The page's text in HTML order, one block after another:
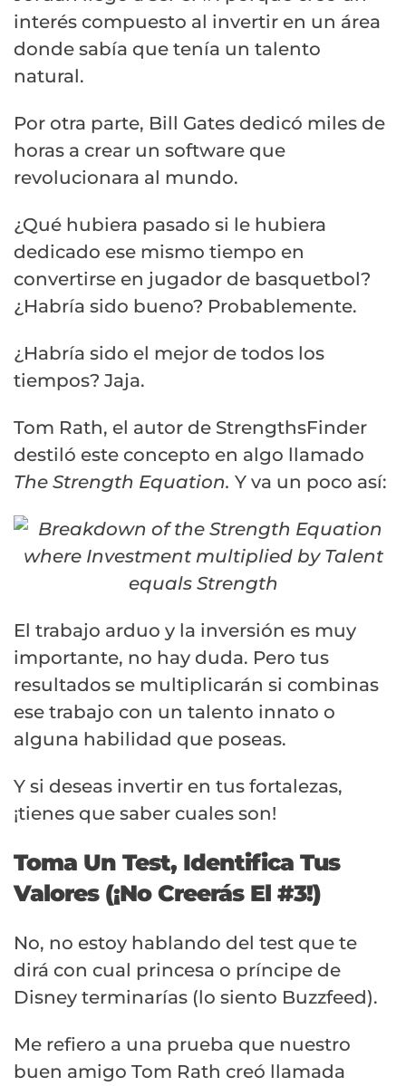
interés compuesto al invertir en un área
donde sabía que tenía un talento
natural.
Por otra parte, Bill Gates dedicó miles de
horas a crear un software que
revolucionara al mundo.
¿Qué hubiera pasado si le hubiera
dedicado ese mismo tiempo en
convertirse en jugador de basquetbol?
¿Habría sido bueno? Probablemente.
¿Habría sido el mejor de todos los
tiempos? Jaja.
Tom Rath, el autor de StrengthsFinder
destiló este concepto en algo llamado
The Strength Equation. Y va un poco así:
El trabajo arduo y la inversión es muy
importante, no hay duda. Pero tus
resultados se multiplicarán si combinas
ese trabajo con un talento innato o
alguna habilidad que poseas.
Y si deseas invertir en tus fortalezas,
¡tienes que saber cuales son!
Toma Un Test, Identifica Tus
Valores (¡No Creerás El #3!)
No, no estoy hablando del test que te
dirá con cual princesa o príncipe de
Disney terminarías (lo siento Buzzfeed).
Me refiero a una prueba que nuestro
buen amigo Tom Rath creó llamada